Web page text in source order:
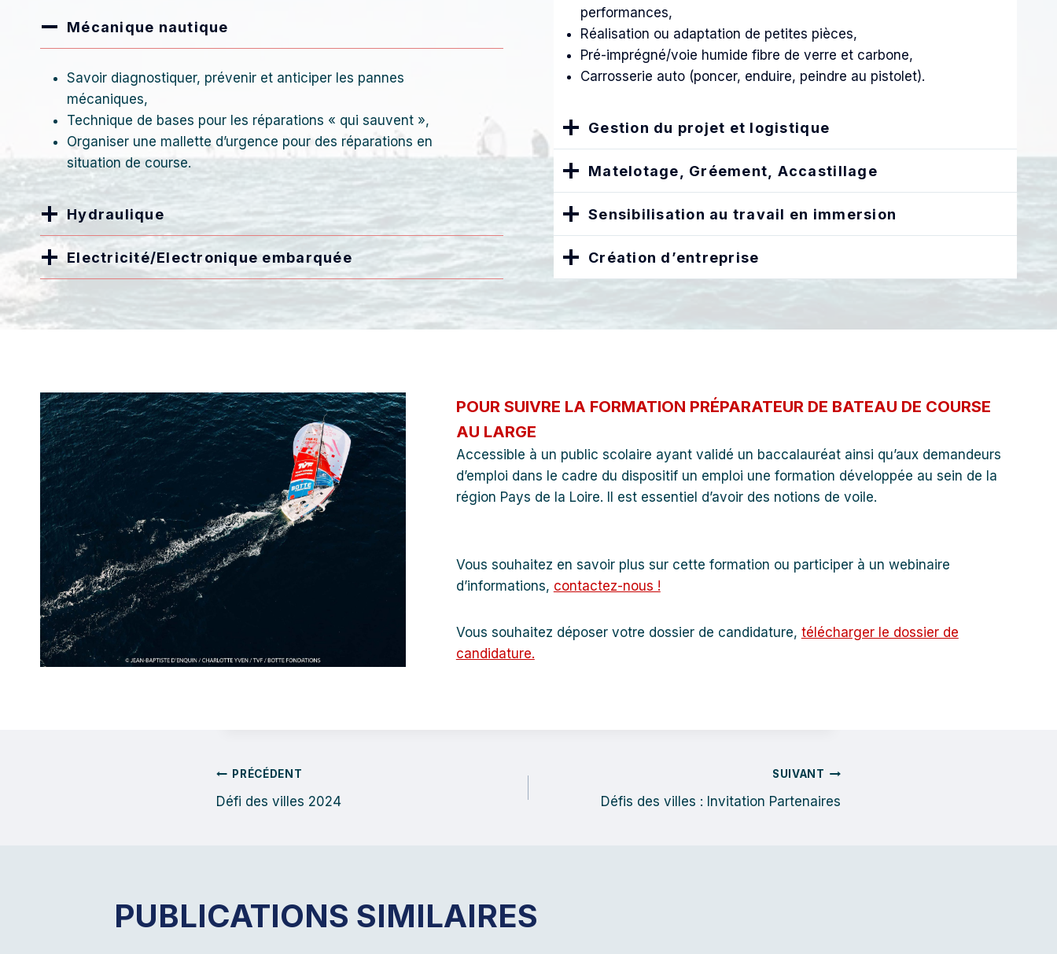
Mécanique nautique
Savoir diagnostiquer, prévenir et anticiper les pannes
mécaniques,
Technique de bases pour les réparations « qui sauvent »,
Organiser une mallette d’urgence pour des réparations en
situation de course.
Hydraulique
Electricité/Electronique embarquée
performances,
Réalisation ou adaptation de petites pièces,
Pré-imprégné/voie humide fibre de verre et carbone,
Carrosserie auto (poncer, enduire, peindre au pistolet).
Gestion du projet et logistique
Matelotage, Gréement, Accastillage
Sensibilisation au travail en immersion
Création d’entreprise
POUR SUIVRE LA FORMATION PRÉPARATEUR DE BATEAU DE COURSE
AU LARGE
Accessible à un public scolaire ayant validé un baccalauréat ainsi qu’aux demandeurs
d’emploi dans le cadre du dispositif un emploi une formation développée au sein de la
région Pays de la Loire. Il est essentiel d’avoir des notions de voile.
Vous souhaitez en savoir plus sur cette formation ou participer à un webinaire
d’informations, contactez-nous !
Vous souhaitez déposer votre dossier de candidature, télécharger le dossier de
candidature.
NAVIGATION
PRÉCÉDENT
Défi des villes 2024
SUIVANT
Défis des villes : Invitation Partenaires
PUBLICATIONS SIMILAIRES